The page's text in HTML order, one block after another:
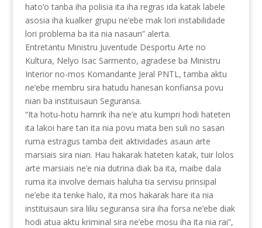
hato’o tanba iha polisia ita iha regras ida katak labele
asosia iha kualker grupu ne’ebe mak lori instabilidade
lori problema ba ita nia nasaun” alerta.
Entretantu Ministru Juventude Desportu Arte no
Kultura, Nelyo Isac Sarmento, agradese ba Ministru
Interior no-mos Komandante Jeral PNTL, tamba aktu
ne’ebe membru sira hatudu hanesan konfiansa povu
nian ba instituisaun Seguransa.
“Ita hotu-hotu hamrik iha ne’e atu kumpri hodi hateten
ita lakoi hare tan ita nia povu mata ben suli no sasan
ruma estragus tamba deit aktividades asaun arte
marsiais sira nian. Hau hakarak hateten katak, tuir lolos
arte marsiais ne’e nia dutrina diak ba ita, maibe dala
ruma ita involve demais haluha tia servisu prinsipal
ne’ebe ita tenke halo, ita mos hakarak hare ita nia
instituisaun sira liliu seguransa sira iha forsa ne’ebe diak
hodi atua aktu kriminal sira ne’ebe mosu iha ita nia rai”,